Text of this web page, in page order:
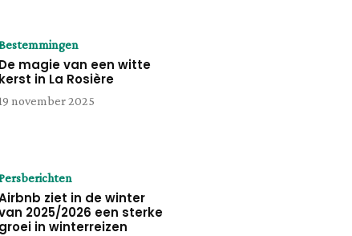
De magie van een witte
kerst in La Rosière
november 2025
ziet in de winter
2025/2026 een sterke
groei in winterreizen